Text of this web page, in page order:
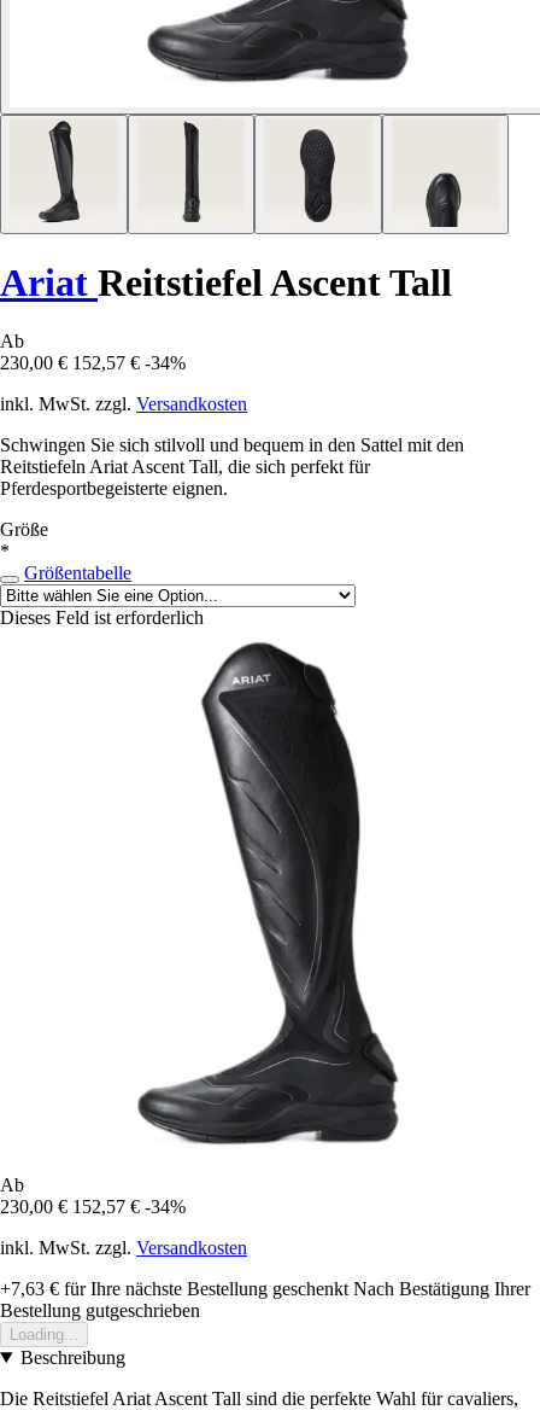
Ariat Reitstiefel Ascent Tall
Ab
230,00 € 152,57 € -34%
inkl. MwSt. zzgl. Versandkosten
Schwingen Sie sich stilvoll und bequem in den Sattel mit den
Reitstiefeln Ariat Ascent Tall, die sich perfekt für
Pferdesportbegeisterte eignen.
Größe
*
Größentabelle
Dieses Feld ist erforderlich
Ab
230,00 € 152,57 € -34%
inkl. MwSt. zzgl. Versandkosten
+7,63 € für Ihre nächste Bestellung geschenkt Nach Bestätigung Ihrer
Bestellung gutgeschrieben
Loading...
Beschreibung
Die Reitstiefel Ariat Ascent Tall sind die perfekte Wahl für cavaliers,